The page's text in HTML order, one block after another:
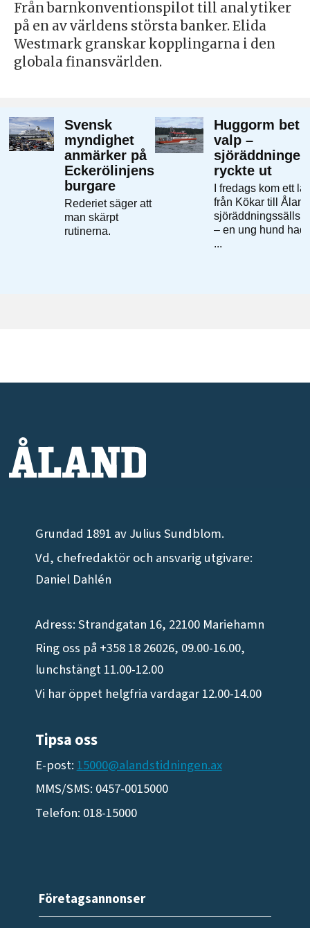
Från barnkonventionspilot till analytiker
på en av världens största banker. Elida
Westmark granskar kopplingarna i den
globala finansvärlden.
Grundad 1891 av Julius Sundblom.
Vd, chefredaktör och ansvarig utgivare:
Daniel Dahlén
Adress: Strandgatan 16, 22100 Mariehamn
Ring oss på +358 18 26026, 09.00-16.00,
lunchstängt 11.00-12.00
Vi har öppet helgfria vardagar 12.00-14.00
Tipsa oss
E-post: 15000@alandstidningen.ax
MMS/SMS: 0457-0015000
Telefon: 018-15000
Företagsannonser